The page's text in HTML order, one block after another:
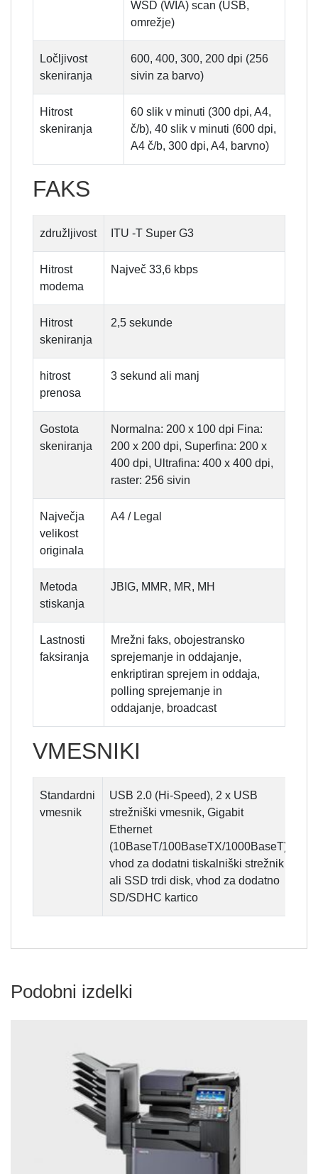
WSD (WIA) scan (USB,
omrežje)
Ločljivost
skeniranja
600, 400, 300, 200 dpi (256
sivin za barvo)
Hitrost
skeniranja
60 slik v minuti (300 dpi, A4,
č/b), 40 slik v minuti (600 dpi,
A4 č/b, 300 dpi, A4, barvno)
FAKS
združljivost ITU -T Super G3
Hitrost
modema
Največ 33,6 kbps
Hitrost
skeniranja
2,5 sekunde
hitrost
prenosa
3 sekund ali manj
Gostota
skeniranja
Normalna: 200 x 100 dpi Fina:
200 x 200 dpi, Superfina: 200 x
400 dpi, Ultrafina: 400 x 400 dpi,
raster: 256 sivin
Največja
velikost
originala
A4 / Legal
Metoda
stiskanja
JBIG, MMR, MR, MH
Lastnosti
faksiranja
Mrežni faks, obojestransko
sprejemanje in oddajanje,
enkriptiran sprejem in oddaja,
polling sprejemanje in
oddajanje, broadcast
VMESNIKI
Standardni
vmesnik
USB 2.0 (Hi-Speed), 2 x USB
strežniški vmesnik, Gigabit
Ethernet
(10BaseT/100BaseTX/1000BaseT)
vhod za dodatni tiskalniški strežnik
ali SSD trdi disk, vhod za dodatno
SD/SDHC kartico
Podobni izdelki